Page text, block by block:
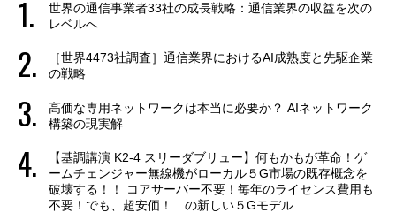
世界の通信事業者33社の成長戦略：通信業界の収益を次の
レベルへ
［世界4473社調査］通信業界におけるAI成熟度と先駆企業
の戦略
高価な専用ネットワークは本当に必要か？ AIネットワーク
構築の現実解
【基調講演 K2-4 スリーダブリュー】何もかもが革命！ゲ
ームチェンジャー無線機がローカル５G市場の既存概念を
破壊する！！ コアサーバー不要！毎年のライセンス費用も
不要！でも、超安価！ の新しい５Gモデル